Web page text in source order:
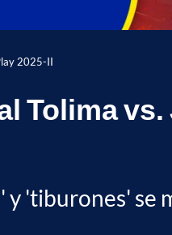
2025-II
Tolima
'tiburones' se